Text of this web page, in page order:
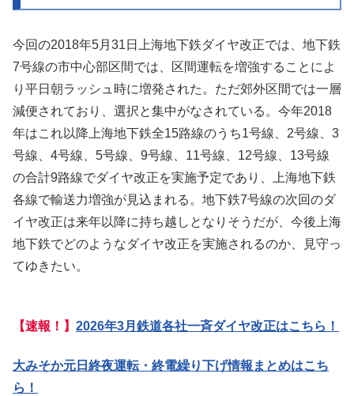
今回の2018年5月31日上海地下鉄ダイヤ改正では、地下鉄
7号線の市中心部区間では、区間運転を増強することによ
り平日朝ラッシュ時に増発された。ただ郊外区間では一層
減便されており、選択と集中がなされている。今年2018
年はこれ以降上海地下鉄全15路線のうち1号線、2号線、3
号線、4号線、5号線、9号線、11号線、12号線、13号線
の合計9路線でダイヤ改正を実施予定であり、上海地下鉄
各線で輸送力増強が見込まれる。地下鉄7号線の次回のダ
イヤ改正は来年以降に持ち越しとなりそうだが、今後上海
地下鉄でどのようなダイヤ改正を実施されるのか、見守っ
てゆきたい。
【速報！】 2026年3月鉄道各社一斉ダイヤ改正はこちら！
大みそか元日終夜運転・終電繰り下げ情報まとめはこち
ら！